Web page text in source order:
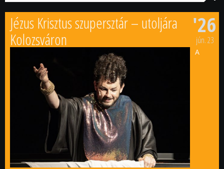
Jézus Krisztus szupersztár – utoljára
Kolozsváron
'26
jún.23
A